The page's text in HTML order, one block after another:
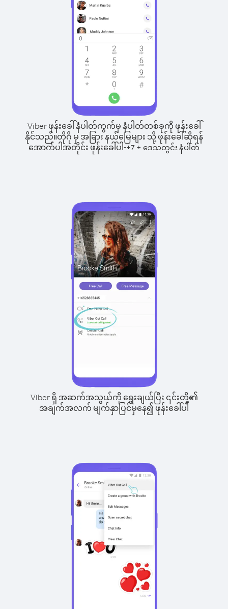
Viber ဖုန်းခေါ်နံပါတ်ကွက်မှ နံပါတ်တစ်ခုကို ဖုန်းခေါ်
နိုင်သည်။တိုဂို မှ အခြား နယ်မြေများ သို့ ဖုန်းခေါ်ဆိုရန်
အောက်ပါအတိုင်း ဖုန်းခေါ်ပါ-+7 + ဒေသတွင်း နံပါတ်
Viber ရှိ အဆက်အသွယ်ကို ရွေးချယ်ပြီး ၎င်းတို့၏
အချက်အလက် မျက်နှာပြင်မှနေ၍ ဖုန်းခေါ်ပါ